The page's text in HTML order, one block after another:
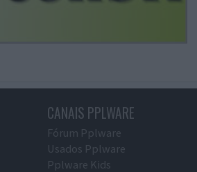
CANAIS PPLWARE
Fórum Pplware
Usados Pplware
Pplware Kids